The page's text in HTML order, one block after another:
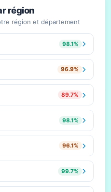
région
région et département
98.1%
96.9%
89.7%
98.1%
96.1%
99.7%